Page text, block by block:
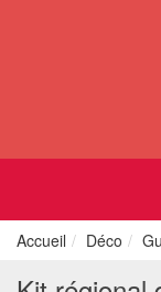
Accueil Déco